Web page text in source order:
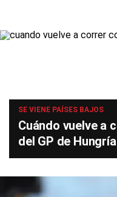
SE VIENE PAÍSES BAJOS
Cuándo vuelve a
del GP de Hungría